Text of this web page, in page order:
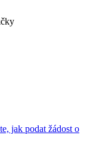
jak podat žádost o